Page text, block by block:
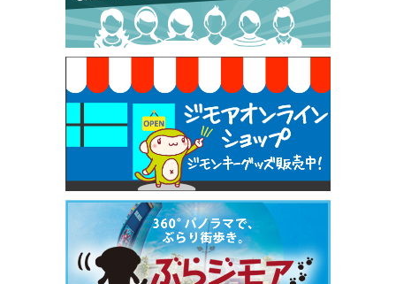
焼き餃子 一皿サービス（餃子酒場たっちゃん 西
早稲田店）
[有効期限]2026年9月30日